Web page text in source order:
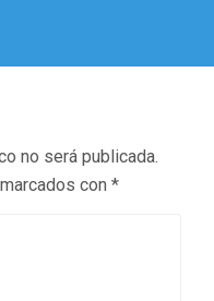
no será publicada.
con *